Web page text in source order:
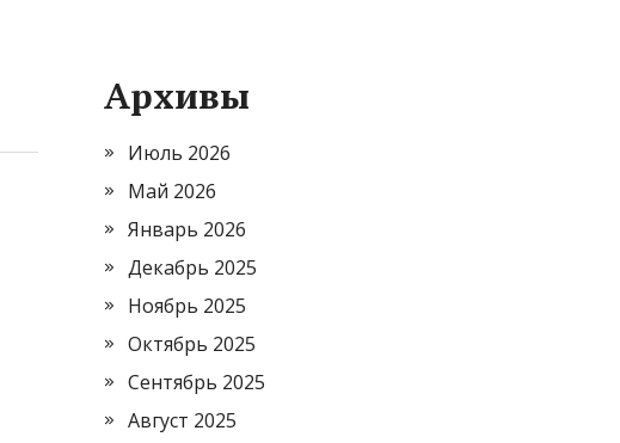
Архивы
Июль 2026
Май 2026
Январь 2026
Декабрь 2025
Ноябрь 2025
Октябрь 2025
Сентябрь 2025
Август 2025